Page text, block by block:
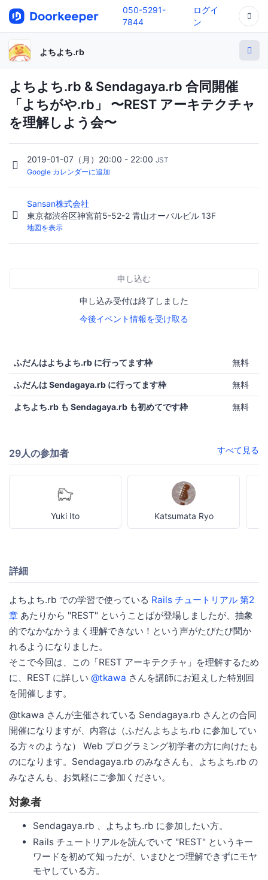
050-5291-
7844
ログイ
ン
よちよち.rb
よちよち.rb & Sendagaya.rb 合同開催
「よちがや.rb」 〜REST アーキテクチャ
を理解しよう会〜
2019-01-07（月）20:00 - 22:00 JST
Google カレンダーに追加
Sansan株式会社
東京都渋谷区神宮前5-52-2 青山オーバルビル 13F
地図を表示
申し込む
申し込み受付は終了しました
今後イベント情報を受け取る
ふだんはよちよち.rb に行ってます枠 無料
ふだんは Sendagaya.rb に行ってます枠 無料
よちよち.rb も Sendagaya.rb も初めてです枠 無料
29人の参加者 すべて見る
Yuki Ito Katsumata Ryo
詳細
よちよち.rb での学習で使っている Rails チュートリアル 第2
章 あたりから "REST" ということばが登場しましたが、抽象
的でなかなかうまく理解できない！という声がたびたび聞か
れるようになりました。
そこで今回は、この「REST アーキテクチャ」を理解するため
に、REST に詳しい @tkawa さんを講師にお迎えした特別回
を開催します。
@tkawa さんが主催されている Sendagaya.rb さんとの合同
開催になりますが、内容は（ふだんよちよち.rb に参加してい
る方々のような） Web プログラミング初学者の方に向けたも
のになります。Sendagaya.rb のみなさんも、よちよち.rb の
みなさんも、お気軽にご参加ください。
対象者
Sendagaya.rb 、よちよち.rb に参加したい方。
Rails チュートリアルを読んでいて "REST" というキー
ワードを初めて知ったが、いまひとつ理解できずにモヤ
モヤしている方。